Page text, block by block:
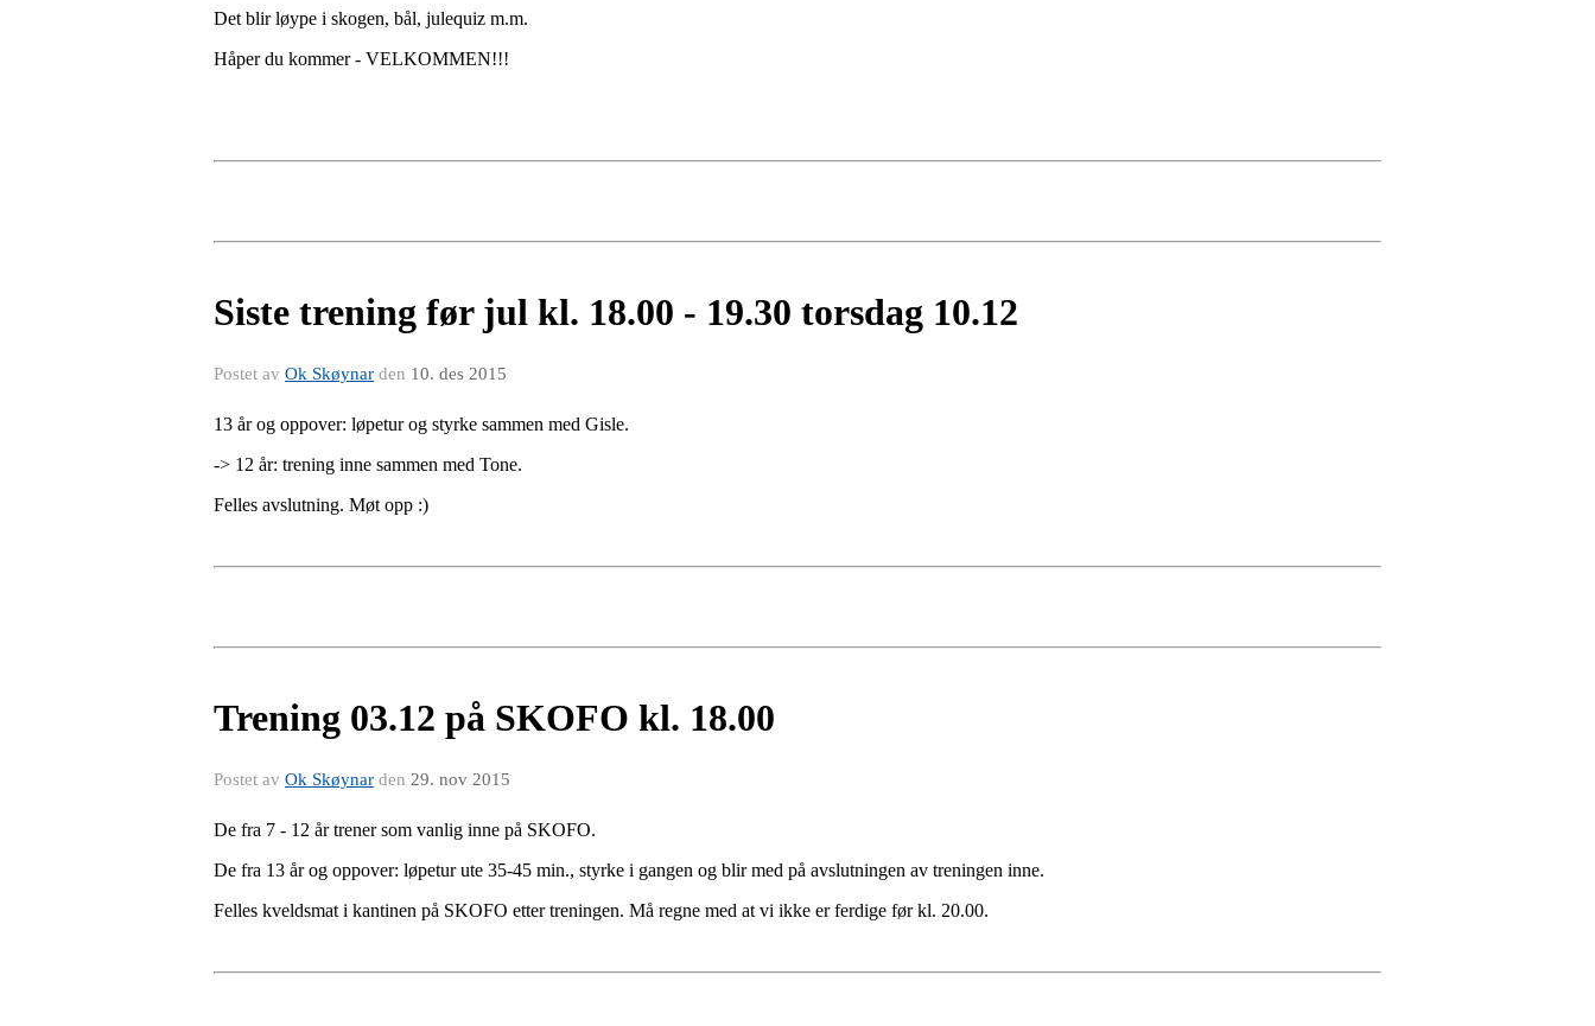
Det blir løype i skogen, bål, julequiz m.m.
Håper du kommer - VELKOMMEN!!!
Siste trening før jul kl. 18.00 - 19.30 torsdag 10.12
Postet av Ok Skøynar den 10. des 2015
13 år og oppover: løpetur og styrke sammen med Gisle.
-> 12 år: trening inne sammen med Tone.
Felles avslutning. Møt opp :)
Trening 03.12 på SKOFO kl. 18.00
Postet av Ok Skøynar den 29. nov 2015
De fra 7 - 12 år trener som vanlig inne på SKOFO.
De fra 13 år og oppover: løpetur ute 35-45 min., styrke i gangen og blir med på avslutningen av treningen inne.
Felles kveldsmat i kantinen på SKOFO etter treningen. Må regne med at vi ikke er ferdige før kl. 20.00.